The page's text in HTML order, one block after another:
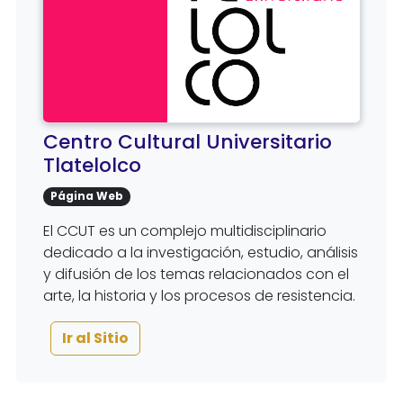
Centro Cultural Universitario
Tlatelolco
Página Web
El CCUT es un complejo multidisciplinario
dedicado a la investigación, estudio, análisis
y difusión de los temas relacionados con el
arte, la historia y los procesos de resistencia.
Ir al Sitio